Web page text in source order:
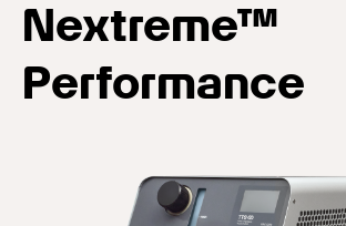
Nextreme™
Performance